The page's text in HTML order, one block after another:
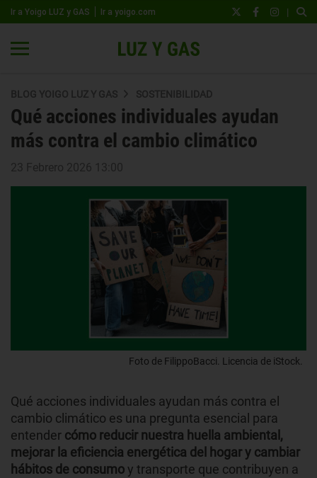
Ir a Yoigo LUZ y GAS Ir a yoigo.com |
BLOG YOIGO LUZ Y GAS SOSTENIBILIDAD
Qué acciones individuales ayudan
más contra el cambio climático
23 Febrero 2026 13:00
Foto de FilippoBacci. Licencia de iStock.
Qué acciones individuales ayudan más contra el
cambio climático es una pregunta esencial para
entender cómo reducir nuestra huella ambiental,
mejorar la eficiencia energética del hogar y cambiar
hábitos de consumoy transporte que contribuyen a